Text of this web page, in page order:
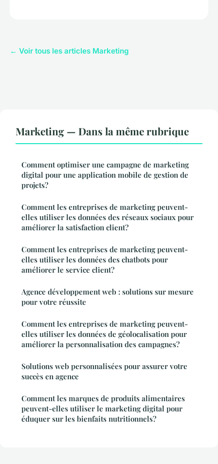
← Voir tous les articles Marketing
Marketing — Dans la même rubrique
Comment optimiser une campagne de marketing
digital pour une application mobile de gestion de
projets?
Comment les entreprises de marketing peuvent-
elles utiliser les données des réseaux sociaux pour
améliorer la satisfaction client?
Comment les entreprises de marketing peuvent-
elles utiliser les données des chatbots pour
améliorer le service client?
Agence développement web : solutions sur mesure
pour votre réussite
Comment les entreprises de marketing peuvent-
elles utiliser les données de géolocalisation pour
améliorer la personnalisation des campagnes?
Solutions web personnalisées pour assurer votre
succès en agence
Comment les marques de produits alimentaires
peuvent-elles utiliser le marketing digital pour
éduquer sur les bienfaits nutritionnels?